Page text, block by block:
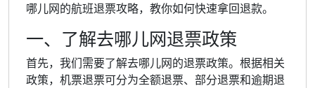
哪儿网的航班退票攻略，教你如何快速拿回退款。
一、了解去哪儿网退票政策
首先，我们需要了解去哪儿网的退票政策。根据相关
政策，机票退票可分为全额退票、部分退票和逾期退